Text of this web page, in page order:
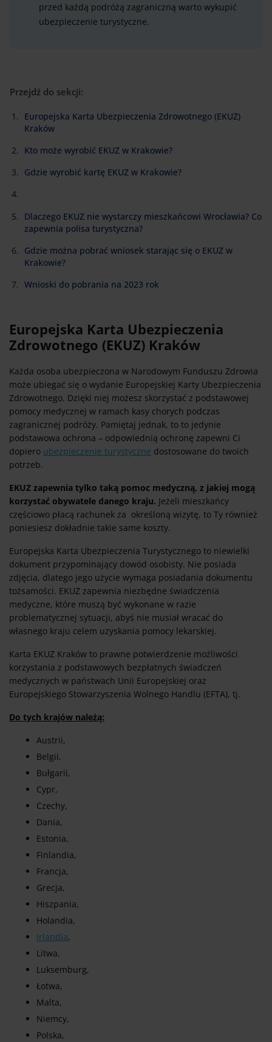
przed każdą podróżą zagraniczną warto wykupić
ubezpieczenie turystyczne.
Przejdź do sekcji:
Europejska Karta Ubezpieczenia Zdrowotnego (EKUZ)
Kraków
Kto może wyrobić EKUZ w Krakowie?
Gdzie wyrobić kartę EKUZ w Krakowie?
Dlaczego EKUZ nie wystarczy mieszkańcowi Wrocławia? Co
zapewnia polisa turystyczna?
Gdzie można pobrać wniosek starając się o EKUZ w
Krakowie?
Wnioski do pobrania na 2023 rok
Europejska Karta Ubezpieczenia
Zdrowotnego (EKUZ) Kraków
Każda osoba ubezpieczona w Narodowym Funduszu Zdrowia
może ubiegać się o wydanie Europejskiej Karty Ubezpieczenia
Zdrowotnego. Dzięki niej możesz skorzystać z podstawowej
pomocy medycznej w ramach kasy chorych podczas
zagranicznej podróży. Pamiętaj jednak, to to jedynie
podstawowa ochrona – odpowiednią ochronę zapewni Ci
dopiero ubezpieczenie turystyczne dostosowane do twoich
potrzeb.
EKUZ zapewnia tylko taką pomoc medyczną, z jakiej mogą
korzystać obywatele danego kraju. Jeżeli mieszkańcy
częściowo płacą rachunek za określoną wizytę, to Ty również
poniesiesz dokładnie takie same koszty.
Europejska Karta Ubezpieczenia Turystycznego to niewielki
dokument przypominający dowód osobisty. Nie posiada
zdjęcia, dlatego jego użycie wymaga posiadania dokumentu
tożsamości. EKUZ zapewnia niezbędne świadczenia
medyczne, które muszą być wykonane w razie
problematycznej sytuacji, abyś nie musiał wracać do
własnego kraju celem uzyskania pomocy lekarskiej.
Karta EKUZ Kraków to prawne potwierdzenie możliwości
korzystania z podstawowych bezpłatnych świadczeń
medycznych w państwach Unii Europejskiej oraz
Europejskiego Stowarzyszenia Wolnego Handlu (EFTA), tj.
Do tych krajów należą:
Austrii,
Belgii,
Bułgarii,
Cypr,
Czechy,
Dania,
Estonia,
Finlandia,
Francja,
Grecja,
Hiszpania,
Holandia,
Irlandia,
Litwa,
Luksemburg,
Łotwa,
Malta,
Niemcy,
Polska,